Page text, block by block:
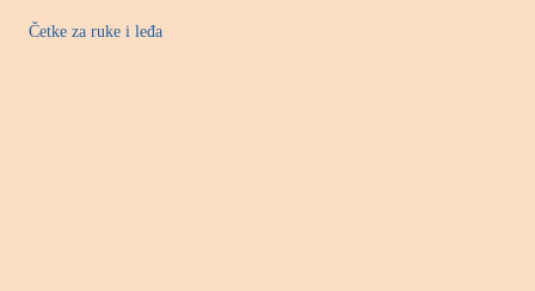
Četke za ruke i leđa